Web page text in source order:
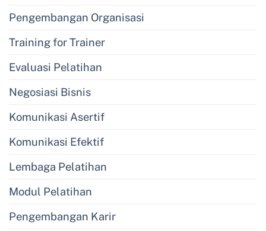
Pengembangan Organisasi
Training for Trainer
Evaluasi Pelatihan
Negosiasi Bisnis
Komunikasi Asertif
Komunikasi Efektif
Lembaga Pelatihan
Modul Pelatihan
Pengembangan Karir